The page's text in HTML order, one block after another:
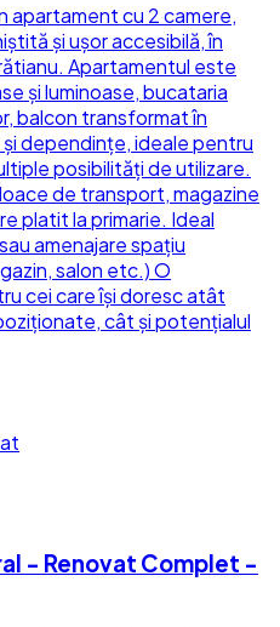
apartament cu 2 camere,
și ușor accesibilă, în
Apartamentul este
și luminoase, bucataria
balcon transformat în
dependințe, ideale pentru
posibilități de utilizare.
de transport, magazine
platit la primarie. Ideal
amenajare spațiu
salon etc.) O
cei care își doresc atât
cât și potențialul
- Renovat Complet -